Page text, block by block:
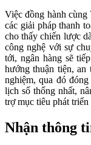
Việc đồng hành
các giải pháp thanh
cho thấy chiến lược
công nghệ với sự
tới, ngân hàng sẽ
hướng thuận tiện,
nghiệm, qua đó
lịch số thống nhất,
trợ mục tiêu phát
Nhận thông